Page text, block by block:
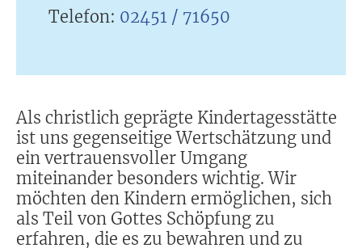
Als christlich geprägte Kindertagesstätte
ist uns gegenseitige Wertschätzung und
ein vertrauensvoller Umgang
miteinander besonders wichtig. Wir
möchten den Kindern ermöglichen, sich
als Teil von Gottes Schöpfung zu
erfahren, die es zu bewahren und zu
Telefon: 02451 / 71650